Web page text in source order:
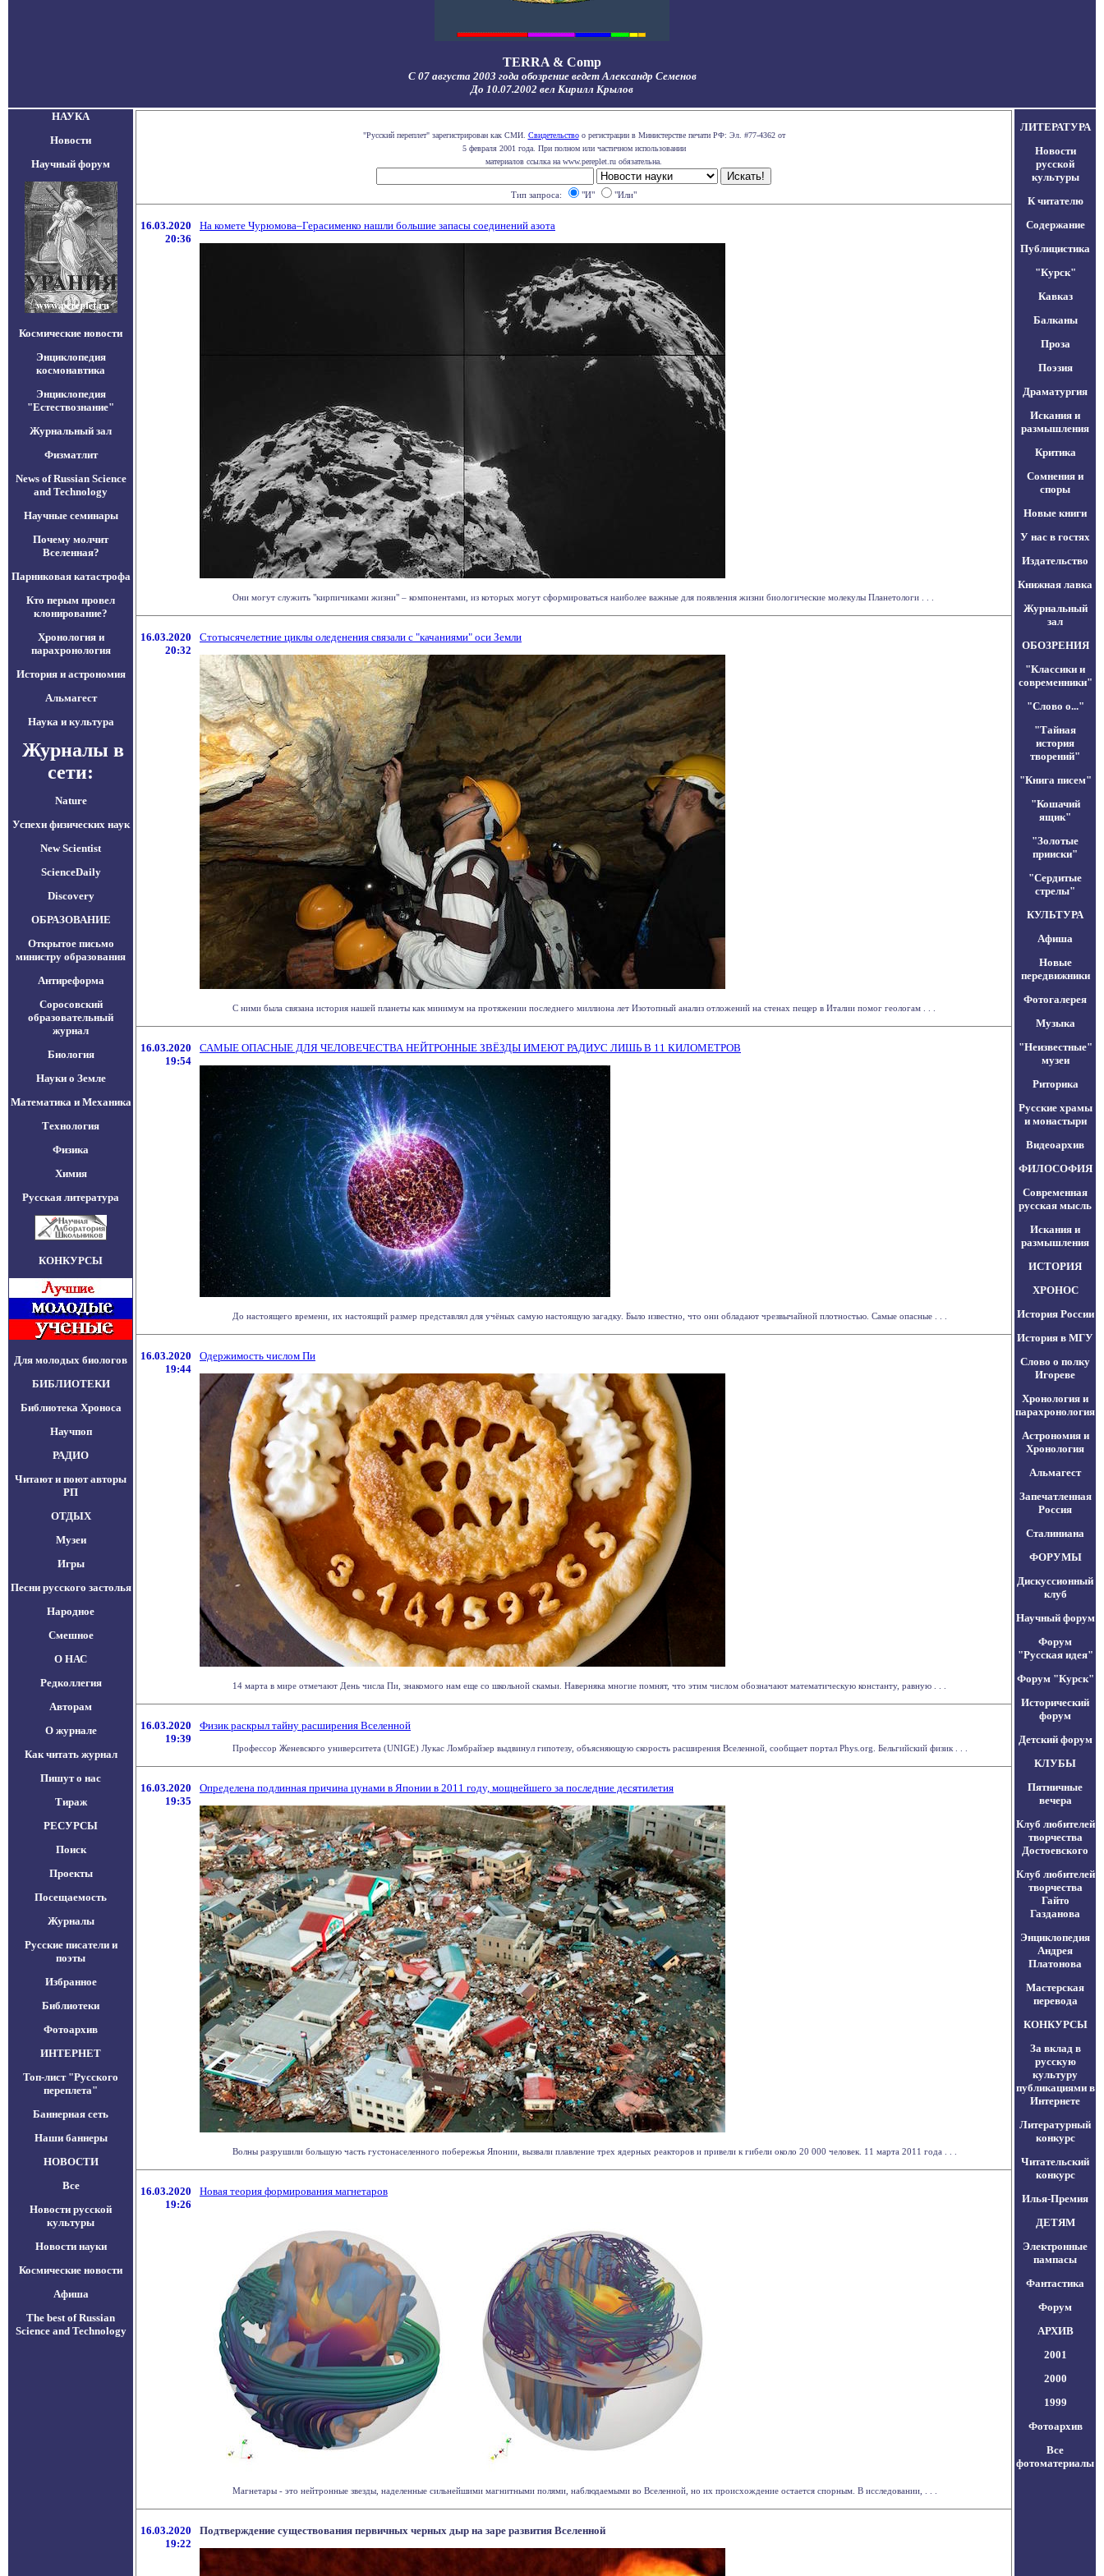
TERRA & Comp
С 07 августа 2003 года обозрение ведет Александр Семенов
До 10.07.2002 вел Кирилл Крылов
НАУКА
Новости
Научный форум
Космические новости
Энциклопедия
космонавтика
Энциклопедия
"Естествознание"
Журнальный зал
Физматлит
News of Russian Science
and Technology
Научные семинары
Почему молчит
Вселенная?
Парниковая катастрофа
Кто перым провел
клонирование?
Хронология и
парахронология
История и астрономия
Альмагест
Наука и культура
Журналы в
сети:
Nature
Успехи физических наук
New Scientist
ScienceDaily
Discovery
ОБРАЗОВАНИЕ
Открытое письмо
министру образования
Антиреформа
Соросовский
образовательный
журнал
Биология
Науки о Земле
Математика и Механика
Технология
Физика
Химия
Русская литература
КОНКУРСЫ
Для молодых биологов
БИБЛИОТЕКИ
Библиотека Хроноса
Научпоп
РАДИО
Читают и поют авторы
РП
ОТДЫХ
Музеи
Игры
Песни русского застолья
Народное
Смешное
О НАС
Редколлегия
Авторам
О журнале
Как читать журнал
Пишут о нас
Тираж
РЕСУРСЫ
Поиск
Проекты
Посещаемость
Журналы
Русские писатели и
поэты
Избранное
Библиотеки
Фотоархив
ИНТЕРНЕТ
Топ-лист "Русского
переплета"
Баннерная сеть
Наши баннеры
НОВОСТИ
Все
Новости русской
культуры
Новости науки
Космические новости
Афиша
The best of Russian
Science and Technology
"Русский переплет" зарегистрирован как СМИ. Свидетельствоо регистрации в Министерстве печати РФ: Эл. #77-4362 от
5 февраля 2001 года. При полном или частичном использовании
материалов ссылка на www.pereplet.ru обязательна.
Тип запроса: "И" "Или"
16.03.2020
20:36
На комете Чурюмова–Герасименко нашли большие запасы соединений азота
Они могут служить "кирпичиками жизни" – компонентами, из которых могут сформироваться наиболее важные для появления жизни биологические молекулы Планетологи . . .
16.03.2020
20:32
Стотысячелетние циклы оледенения связали с "качаниями" оси Земли
С ними была связана история нашей планеты как минимум на протяжении последнего миллиона лет Изотопный анализ отложений на стенах пещер в Италии помог геологам . . .
16.03.2020
19:54
САМЫЕ ОПАСНЫЕ ДЛЯ ЧЕЛОВЕЧЕСТВА НЕЙТРОННЫЕ ЗВЁЗДЫ ИМЕЮТ РАДИУС ЛИШЬ В 11 КИЛОМЕТРОВ
До настоящего времени, их настоящий размер представлял для учёных самую настоящую загадку. Было известно, что они обладают чрезвычайной плотностью. Самые опасные . . .
16.03.2020
19:44
Одержимость числом Пи
14 марта в мире отмечают День числа Пи, знакомого нам еще со школьной скамьи. Наверняка многие помнят, что этим числом обозначают математическую константу, равную . . .
16.03.2020
19:39
Физик раскрыл тайну расширения Вселенной
Профессор Женевского университета (UNIGE) Лукас Ломбрайзер выдвинул гипотезу, объясняющую скорость расширения Вселенной, сообщает портал Phys.org. Бельгийский физик . . .
16.03.2020
19:35
Определена подлинная причина цунами в Японии в 2011 году, мощнейшего за последние десятилетия
Волны разрушили большую часть густонаселенного побережья Японии, вызвали плавление трех ядерных реакторов и привели к гибели около 20 000 человек. 11 марта 2011 года . . .
16.03.2020
19:26
Новая теория формирования магнетаров
Магнетары - это нейтронные звезды, наделенные сильнейшими магнитными полями, наблюдаемыми во Вселенной, но их происхождение остается спорным. В исследовании, . . .
16.03.2020
19:22
Подтверждение существования первичных черных дыр на заре развития Вселенной
ЛИТЕРАТУРА
Новости
русской
культуры
К читателю
Содержание
Публицистика
"Курск"
Кавказ
Балканы
Проза
Поэзия
Драматургия
Искания и
размышления
Критика
Сомнения и
споры
Новые книги
У нас в гостях
Издательство
Книжная лавка
Журнальный
зал
ОБОЗРЕНИЯ
"Классики и
современники"
"Слово о..."
"Тайная
история
творений"
"Книга писем"
"Кошачий
ящик"
"Золотые
прииски"
"Сердитые
стрелы"
КУЛЬТУРА
Афиша
Новые
передвижники
Фотогалерея
Музыка
"Неизвестные"
музеи
Риторика
Русские храмы
и монастыри
Видеоархив
ФИЛОСОФИЯ
Современная
русская мысль
Искания и
размышления
ИСТОРИЯ
ХРОНОС
История России
История в МГУ
Слово о полку
Игореве
Хронология и
парахронология
Астрономия и
Хронология
Альмагест
Запечатленная
Россия
Сталиниана
ФОРУМЫ
Дискуссионный
клуб
Научный форум
Форум
"Русская идея"
Форум "Курск"
Исторический
форум
Детский форум
КЛУБЫ
Пятничные
вечера
Клуб любителей
творчества
Достоевского
Клуб любителей
творчества
Гайто
Газданова
Энциклопедия
Андрея
Платонова
Мастерская
перевода
КОНКУРСЫ
За вклад в
русскую
культуру
публикациями в
Интернете
Литературный
конкурс
Читательский
конкурс
Илья-Премия
ДЕТЯМ
Электронные
пампасы
Фантастика
Форум
АРХИВ
2001
2000
1999
Фотоархив
Все
фотоматериалы